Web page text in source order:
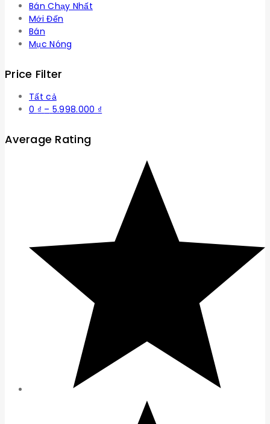
Bán Chạy Nhất
Mới Đến
Bán
Mục Nóng
Price Filter
Tất cả
0 ₫ – 5.998.000 ₫
5.998.000 ₫
Average Rating